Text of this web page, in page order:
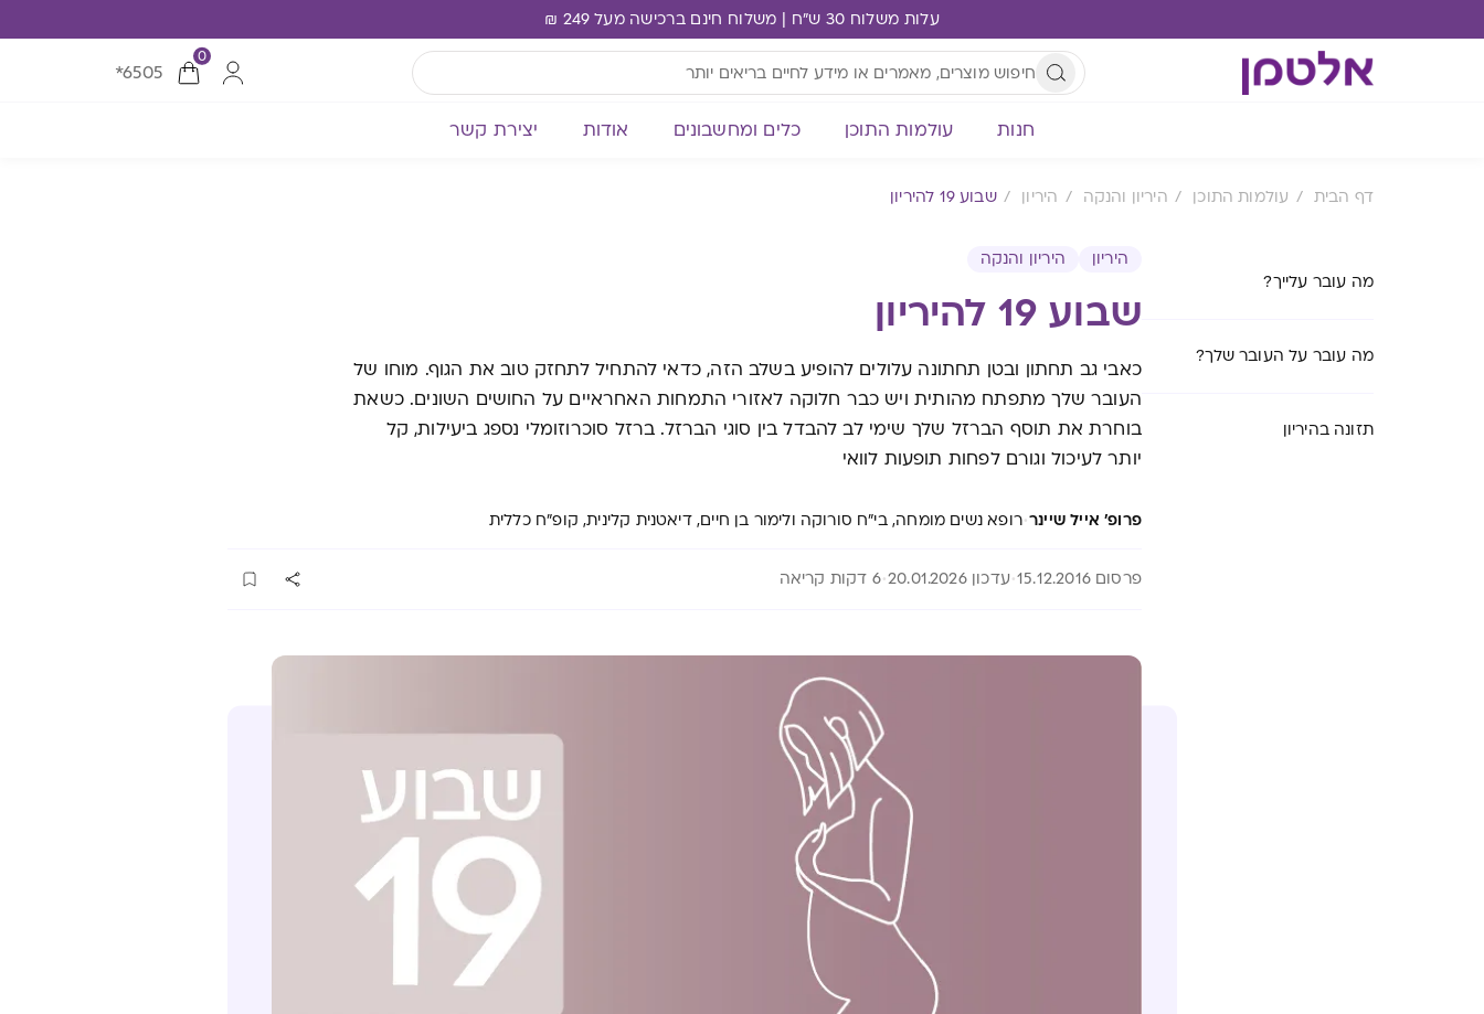
עלות משלוח 30 ש"ח | משלוח חינם ברכישה מעל 249 ₪
0
*6505
חנות עולמות התוכן כלים ומחשבונים אודות יצירת קשר
דף הבית עולמות התוכן היריון והנקה היריון שבוע 19 להיריון
מה עובר עלייך?
מה עובר על העובר שלך?
תזונה בהיריון
היריון היריון והנקה
שבוע 19 להיריון
כאבי גב תחתון ובטן תחתונה עלולים להופיע בשלב הזה, כדאי להתחיל לתחזק טוב את הגוף. מוחו של
העובר שלך מתפתח מהותית ויש כבר חלוקה לאזורי התמחות האחראיים על החושים השונים. כשאת
בוחרת את תוסף הברזל שלך שימי לב להבדל בין סוגי הברזל. ברזל סוכרוזומלי נספג ביעילות, קל
יותר לעיכול וגורם לפחות תופעות לוואי
פרופ' אייל שיינר·רופא נשים מומחה, בי"ח סורוקה ולימור בן חיים, דיאטנית קלינית, קופ"ח כללית
פרסום 15.12.2016 עדכון 20.01.2026 6 דקות קריאה